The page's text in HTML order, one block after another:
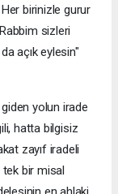
birinizle gurur
sizleri
açık eylesin"
yolun irade
hatta bilgisiz
zayıf iradeli
tek bir misal